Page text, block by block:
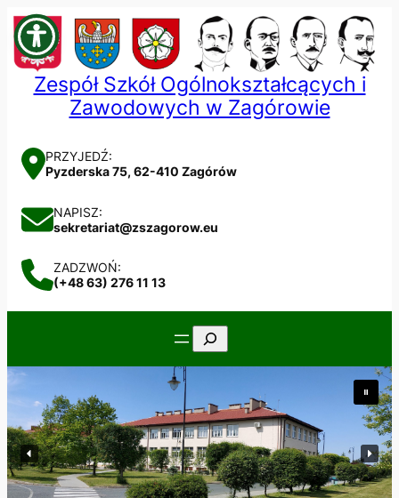
Przejdź
do
treści
Zespół Szkół Ogólnokształcących i
Zawodowych w Zagórowie
PRZYJEDŹ:
Pyzderska 75, 62-410 Zagórów
NAPISZ:
sekretariat@zszagorow.eu
ZADZWOŃ:
(+48 63) 276 11 13
Szukaj